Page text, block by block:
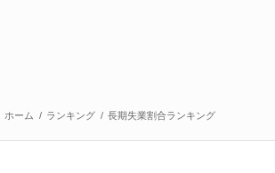
ホーム / ランキング / 長期失業割合ランキング